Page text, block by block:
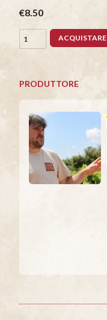
€8.50
ACQUISTARE
PRODUTTORE